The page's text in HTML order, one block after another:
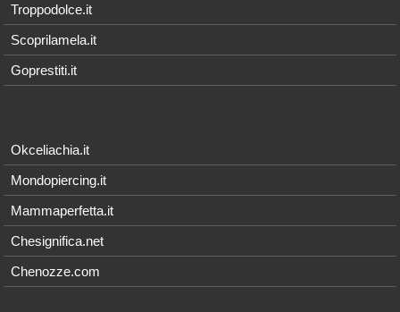
Troppodolce.it
Scoprilamela.it
Goprestiti.it
Okceliachia.it
Mondopiercing.it
Mammaperfetta.it
Chesignifica.net
Chenozze.com